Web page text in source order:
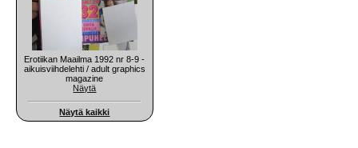
Erotiikan Maailma 1992 nr 8-9 -
aikuisviihdelehti / adult graphics
magazine
Näytä
Näytä kaikki